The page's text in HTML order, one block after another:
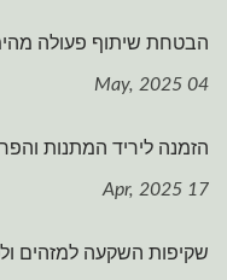
הבטחת שיתוף פעולה
04 May, 2025
הזמנה ליריד המתנות
17 Apr, 2025
שקיפות השקעה למזהים